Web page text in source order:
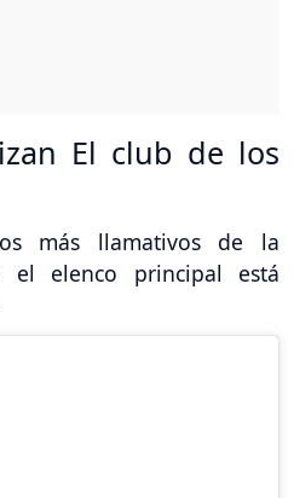
El club de los
más llamativos de la
elenco principal está